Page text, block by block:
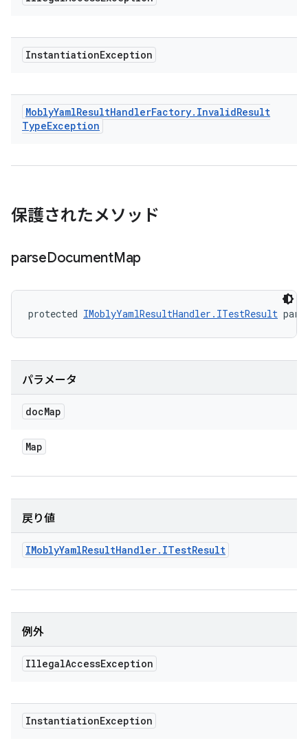
InstantiationException
MoblyYamlResultHandlerFactory. InvalidResult
TypeException
保護されたメソッド
parseDocumentMap
protected IMoblyYamlResultHandler.ITestResult
パラメータ
docMap
Map
戻り値
IMoblyYamlResultHandler. ITestResult
例外
IllegalAccessException
InstantiationException